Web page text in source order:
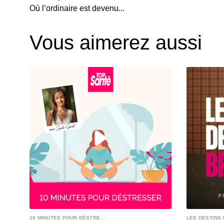
Où l’ordinaire est devenu...
Vous aimerez aussi
10 MINUTES POUR DÉSTRE... LES DESTINS